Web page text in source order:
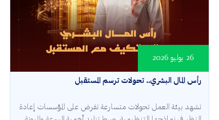
رأس المال البشري.. تحولات ترسم المستقبل
26 يوليو 2026
تشهد بيئة العمل تحولات متسارعة تفرض على المؤسسات إعادة